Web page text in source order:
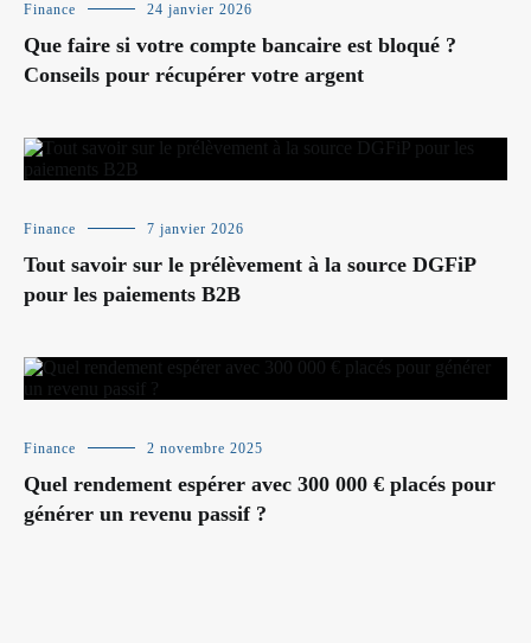
Finance 24 janvier 2026
Que faire si votre compte bancaire est bloqué ?
Conseils pour récupérer votre argent
Finance 7 janvier 2026
Tout savoir sur le prélèvement à la source DGFiP
pour les paiements B2B
Finance 2 novembre 2025
Quel rendement espérer avec 300 000 € placés pour
générer un revenu passif ?